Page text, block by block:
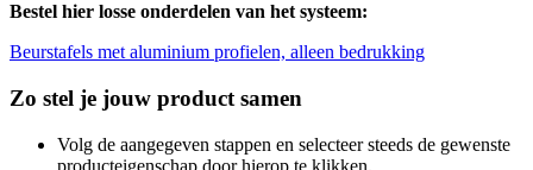
Bestel hier losse onderdelen van het systeem:
Beurstafels met aluminium profielen, alleen bedrukking
Zo stel je jouw product samen
Volg de aangegeven stappen en selecteer steeds de gewenste
producteigenschap door hierop te klikken.